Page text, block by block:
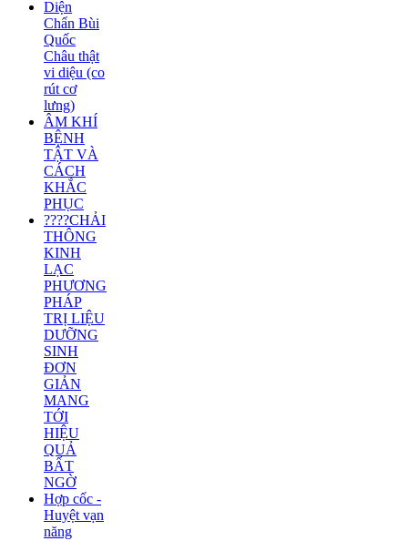
Diện
Chẩn Bùi
Quốc
Châu thật
vi diệu (co
rút cơ
lưng)
ÂM KHÍ
BỆNH
TẬT VÀ
CÁCH
KHẮC
PHỤC
????CHẢI
THÔNG
KINH
LẠC
PHƯƠNG
PHÁP
TRỊ LIỆU
DƯỠNG
SINH
ĐƠN
GIẢN
MANG
TỚI
HIỆU
QUẢ
BẤT
NGỜ
Hợp cốc -
Huyệt vạn
năng